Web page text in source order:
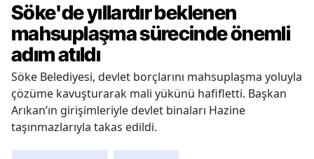
Söke'de yıllardır beklenen
mahsuplaşma sürecinde önemli
adım atıldı
Söke Belediyesi, devlet borçlarını mahsuplaşma yoluyla
çözüme kavuşturarak mali yükünü hafifletti. Başkan
Arıkan’ın girişimleriyle devlet binaları Hazine
taşınmazlarıyla takas edildi.